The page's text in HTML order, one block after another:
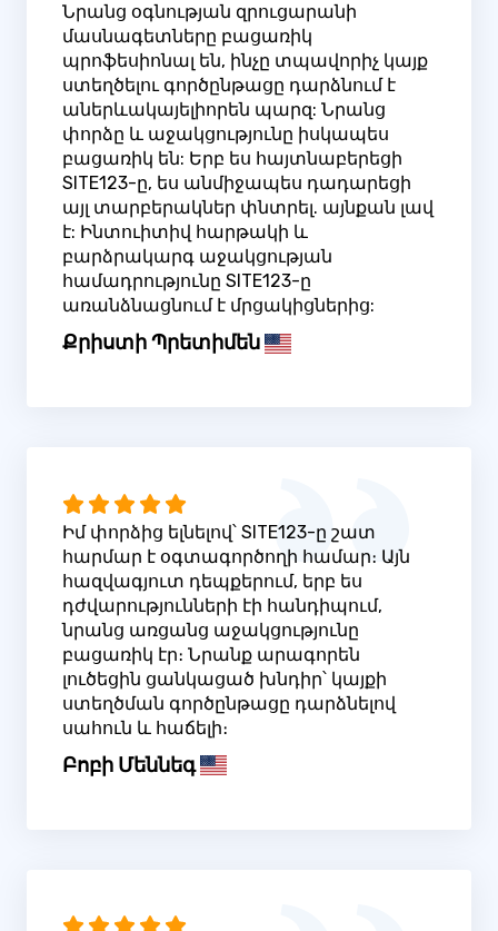
Նրանց օգնության զրուցարանի
մասնագետները բացառիկ
պրոֆեսիոնալ են, ինչը տպավորիչ կայք
ստեղծելու գործընթացը դարձնում է
աներևակայելիորեն պարզ: Նրանց
փորձը և աջակցությունը իսկապես
բացառիկ են: Երբ ես հայտնաբերեցի
SITE123-ը, ես անմիջապես դադարեցի
այլ տարբերակներ փնտրել. այնքան լավ
է: Ինտուիտիվ հարթակի և
բարձրակարգ աջակցության
համադրությունը SITE123-ը
առանձնացնում է մրցակիցներից:
Քրիստի Պրետիմեն
Իմ փորձից ելնելով՝ SITE123-ը շատ
հարմար է օգտագործողի համար։ Այն
հազվագյուտ դեպքերում, երբ ես
դժվարությունների էի հանդիպում,
նրանց առցանց աջակցությունը
բացառիկ էր։ Նրանք արագորեն
լուծեցին ցանկացած խնդիր՝ կայքի
ստեղծման գործընթացը դարձնելով
սահուն և հաճելի։
Բոբի Մեննեգ